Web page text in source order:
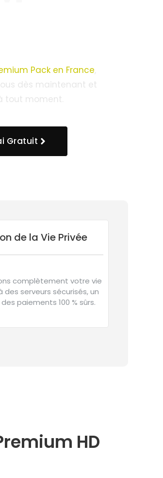
Pack en France,
dès maintenant et
tout moment.
Gratuit
de la Vie Privée
complètement votre vie
des serveurs sécurisés, un
paiements 100 % sûrs.
HD